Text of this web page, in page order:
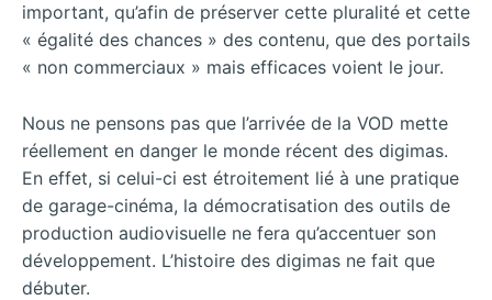
important, qu’afin de préserver cette pluralité et cette
« égalité des chances » des contenu, que des portails
« non commerciaux » mais efficaces voient le jour.
Nous ne pensons pas que l’arrivée de la VOD mette
réellement en danger le monde récent des digimas.
En effet, si celui-ci est étroitement lié à une pratique
de garage-cinéma, la démocratisation des outils de
production audiovisuelle ne fera qu’accentuer son
développement. L’histoire des digimas ne fait que
débuter.